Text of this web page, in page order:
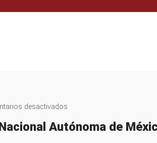
desactivados
Gatica
Autónoma de